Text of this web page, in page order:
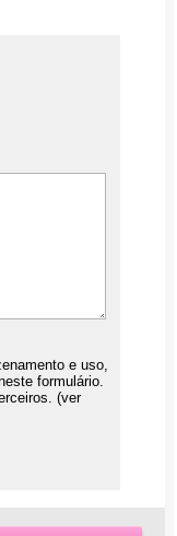
e uso,
formulário.
(ver